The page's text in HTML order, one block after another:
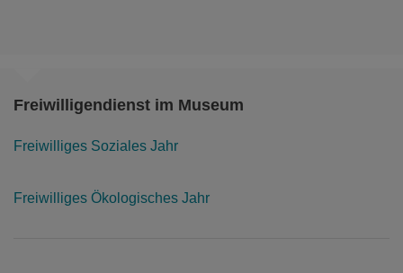
Freiwilligendienst im Museum
Freiwilliges Soziales Jahr
Freiwilliges Ökologisches Jahr